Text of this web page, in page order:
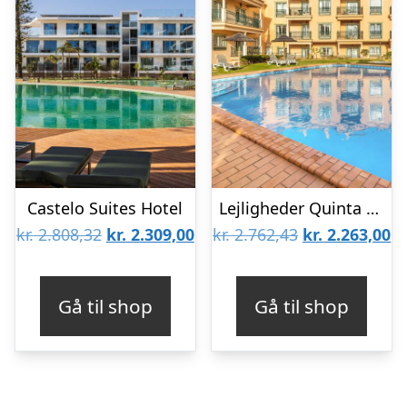
Castelo Suites Hotel
kr.2.808,32 Den
var:
kr. 2.808,32.
kr. 2.309,00Den
kr. 2.309,00.
Gå til shop
Lejligheder Quinta Pedra dos Bicos
kr.2.762,43 Den
var:
kr. 2.762,43.
kr. 2.263,00
Gå til shop